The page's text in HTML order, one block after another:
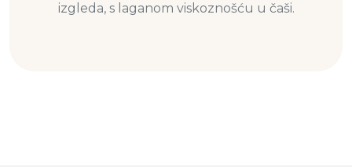
izgleda, s laganom viskoznošću u čaši.